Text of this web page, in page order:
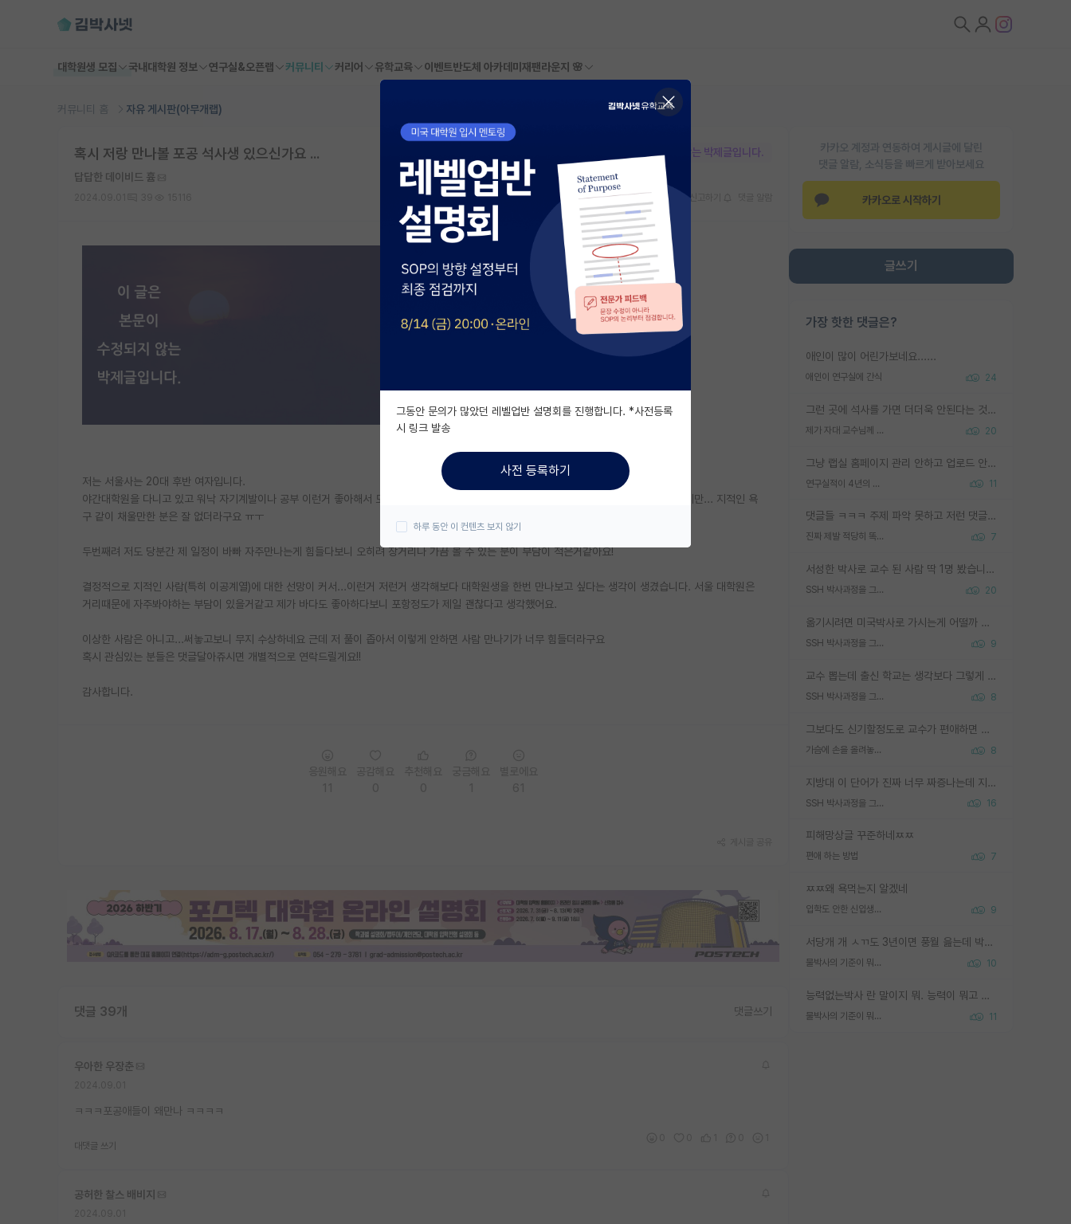
대학원생 모집 국내대학원 정보 연구실&오픈랩 커뮤니티 커리어 유학교육 이벤트반도체 아카데미 재팬라운지 🌸
커뮤니티 홈 자유 게시판(아무개랩)
카카오 계정과 연동하여 게시글에 달린
댓글 알람, 소식등을 빠르게 받아보세요
카카오로 시작하기
글쓰기
가장 핫한 댓글은?
애인이 많이 어린가보네요......
애인이 연구실에 간식 24
그런 곳에 석사를 가면 더더욱 안된다는 것을 깨달으시면 된겁니다!
제가 자대 교수님께 무례하게 행동한 걸까요? 20
그냥 랩실 홈페이지 관리 안하고 업로드 안한거 아님?
연구실적이 4년의 공백이 있는거 어떻게 생각하냐 11
댓글들 ㅋㅋㅋ 주제 파악 못하고 저런 댓글들을 쓰네. 조직에 인간이 얼마나 중요한데 걱정될 수도 있지 ㅋㅋ 본인들은 퍽이나 잘하나봐 ? 현실은 남들한테 욕 안 먹는 1인분만 하는 것도 힘들텐데 ?
진짜 제발 적당히 똑똑한 박사과정이라도 위에 있었으면.. 7
서성한 박사로 교수 된 사람 딱 1명 봤습니다. 근데 지방대 박사로 교수된 거는 기적이 일어나야되요. 서성한 학부부터여도 빡센게 교수임용일텐데 지방대박사로 무슨 교수가 되나요...... 중소기업/중견기업 팀장급/연구소장급이나 될거 같네요.
SSH 박사과정을 그만두고 지방대 박사로 옮기면 교수의 꿈은 끝일까요? 20
옮기시려면 미국박사로 가시는게 어떨까 싶네요. 교수가 꿈이면 미국박사 하고 미국교수 까지 같이 노리시는게 기회가 많지 않을까요?
SSH 박사과정을 그만두고 지방대 박사로 옮기면 교수의 꿈은 끝일까요? 9
교수 뽑는데 출신 학교는 생각보다 그렇게 안 봄. 앞으로는 더 안 보게 될거임. 박사는 어디서 진행해도 됨. 단, 제대로 쌓고 좋은 실적 만들 수 있다면. 그런데 지방대는 그럴 가능성이 지극히 낮음. 나만 열심히 잘 하면 된다? 인간은 주변 환경에 지배되는 나약한 존재임. 주변의 지방대 대학원생과 섞이고 지방 특유의 여유로움 또는 나쁘게 얘기해서 나태함에 젖어 살다보면 교수의 꿈 자체를 잊어버리게 될 가능성도 있음. 주변 환경이 70~80%임.
SSH 박사과정을 그만두고 지방대 박사로 옮기면 교수의 꿈은 끝일까요? 8
그보다도 신기할정도로 교수가 편애하면 그사람만 논문이 되더라구요 내용이 다른 사람보다 허접해도요
가슴에 손을 올려놓고 싫어하는 사람 불공정하게 리뷰 8
지방대 이 단어가 진짜 너무 짜증나는데 지방대면 다 그냥 쓰레기인가요? 무슨 말 같지도 않은 댓글들이 있는건지??? 지방에도 충분히 좋은 대학 많고 충분히 잘하는 교수님들 많습니다 포항공대 4개 IST 대표 지거국들 여기 모두 다 지방에 있고 여기 출신들 중에 교수하는 분들 적지 않습니다 지거국 출신이 무슨 교수를 하냐?라고 생각할 사람들 많은데 상위 대표 지거국에 아웃라이어들 많습니다 결국 개인의 연구역량과 실적이 중요합니다 이 역량을 펼치는데 있어서 지도교수와의 합도 중요합니다. 그리고 경력이 필요하면 해외포닥까지 다녀오세요
SSH 박사과정을 그만두고 지방대 박사로 옮기면 교수의 꿈은 끝일까요? 16
피해망상글 꾸준하네ㅉㅉ
편애 하는 방법 7
ㅉㅉ왜 욕먹는지 알겠네
입학도 안한 신입생이 원래 관심을 받나요 9
서당개 개 ㅅㄲ도 3년이면 풍월 읊는데 박사 5년 이상 대리고 있으면서 물된건 교수 탓 맞는ㄱ게 거기가 서당이 아니란 소리임
물박사의 기준이 뭐임? 10
능력없는박사 란 말이지 뭐. 능력이 뭐고 능력이 있다는게 뭔지는 사람마다 기준이 다르니까 얘기해봐야 서로 자기 기준만 얘기해서 논쟁이 끝이 안나고. 주위에서 능력있고 야심있는 신입생이 교수가 유의미한 피드백을 아예 안주면서 제대로된 과제에 참여해볼 기회도 제공하지 않고 잡일 뺑뺑이만 돌려서 맨날 단순작업만 하면서 밤새다가 눈빛이 점점 죽어가는걸 본 사람은 물박사는 교수탓이라고 하고, 교수는 이것저것 알려도 주고 기회도 주고 사수 동기 붙여주면서 어떻게든 끌고가려고 하는데 본인이 매일 뺀질거리면서 출근 하는둥마는둥 하다가 기껏 와서도 폰이나 쳐다보다가 실험 망치고 저녁약속있어서 먼저 가볼게요~ 하는걸 본 사람은 물박사는 본인탓이라고 함.
물박사의 기준이 뭐임? 11
본문이 수정되지 않는 박제글입니다.
혹시 저랑 만나볼 포공 석사생 있으신가요 ...
답답한 데이비드 흄
스크랩 신고하기
저는 서울사는 20대 후반 여자입니다.
야간대학원을 다니고 있고 워낙 자기계발이나 공부 이런거 좋아해서 도서관이나 카페데이트 좋아해요. 남들처럼 놀러다니는거도 좋아하긴 하지만... 지적인 욕
구 같이 채울만한 분은 잘 없더라구요 ㅠㅜ
두번째려 저도 당분간 제 일정이 바빠 자주만나는게 힘들다보니 오히려 장거리나 가끔 볼 수 있는 분이 부담이 적은거같아요!
결정적으로 지적인 사람(특히 이공계열)에 대한 선망이 커서...이런거 저런거 생각해보다 대학원생을 한번 만나보고 싶다는 생각이 생겼습니다. 서울 대학원은
거리때문에 자주봐야하는 부담이 있을거같고 제가 바다도 좋아하다보니 포항정도가 제일 괜찮다고 생각했어요.
이상한 사람은 아니고...써놓고보니 무지 수상하네요 근데 저 풀이 좁아서 이렇게 안하면 사람 만나기가 너무 힘들더라구요
혹시 관심있는 분들은 댓글달아쥬시면 개별적으로 연락드릴게요!!
감사합니다.
댓글 39개 댓글쓰기
우아한 우장춘
ㅋㅋㅋ포공애들이 왜만나 ㅋㅋㅋㅋ
대댓글 쓰기
공허한 찰스 배비지
그동안 문의가 많았던 레벨업반 설명회를 진행합니다. *사전등록
시 링크 발송
사전 등록하기
하루 동안 이 컨텐츠 보지 않기